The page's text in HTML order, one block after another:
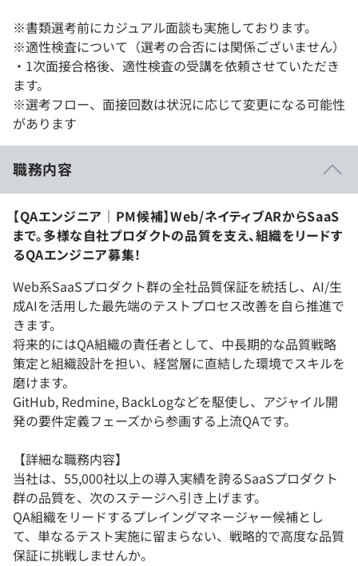
※書類選考前にカジュアル面談も実施しております。
※適性検査について（選考の合否には関係ございません）
・1次面接合格後、適性検査の受講を依頼させていただき
ます。
※選考フロー、面接回数は状況に応じて変更になる可能性
があります
職務内容
【QAエンジニア｜PM候補】Web/ネイティブARからSaaS
まで。多様な自社プロダクトの品質を支え、組織をリードす
るQAエンジニア募集！
Web系SaaSプロダクト群の全社品質保証を統括し、AI/生
成AIを活用した最先端のテストプロセス改善を自ら推進で
きます。
将来的にはQA組織の責任者として、中長期的な品質戦略
策定と組織設計を担い、経営層に直結した環境でスキルを
磨けます。
GitHub, Redmine, BackLogなどを駆使し、アジャイル開
発の要件定義フェーズから参画する上流QAです。
【詳細な職務内容】
当社は、55,000社以上の導入実績を誇るSaaSプロダクト
群の品質を、次のステージへ引き上げます。
QA組織をリードするプレイングマネージャー候補とし
て、単なるテスト実施に留まらない、戦略的で高度な品質
保証に挑戦しませんか。